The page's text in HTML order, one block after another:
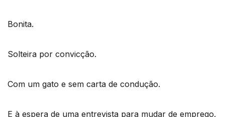
Bonita.
Solteira por convicção.
Com um gato e sem carta de condução.
E à espera de uma entrevista para mudar de emprego.